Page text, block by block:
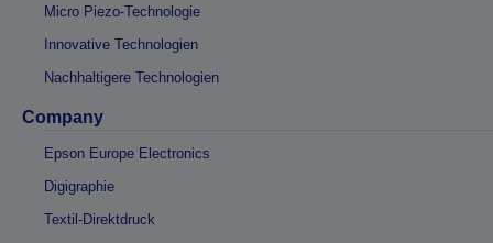
Micro Piezo-Technologie
Innovative Technologien
Nachhaltigere Technologien
Company
Epson Europe Electronics
Digigraphie
Textil-Direktdruck